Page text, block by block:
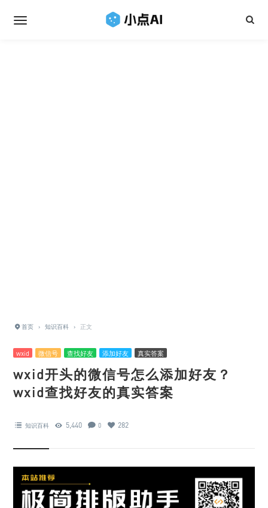
首页 › 知识百科 › 正文
wxid 微信号 查找好友 添加好友 真实答案
wxid开头的微信号怎么添加好友？
wxid查找好友的真实答案
知识百科 5,440 0 282